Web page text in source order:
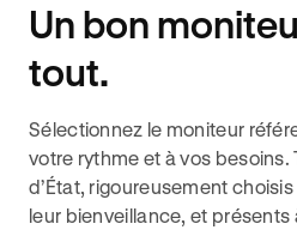
Un bon
tout.
Sélectionnez le moniteur
votre rythme et à vos besoins.
d’État, rigoureusement
leur bienveillance, et